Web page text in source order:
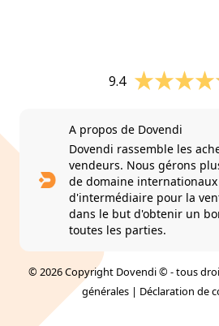
9.4
A propos de Dovendi
Dovendi rassemble les
vendeurs. Nous gérons
de domaine internationaux
d'intermédiaire pour la
dans le but d'obtenir un
toutes les parties.
© 2026 Copyright Dovendi © - tous
générales | Déclaration de